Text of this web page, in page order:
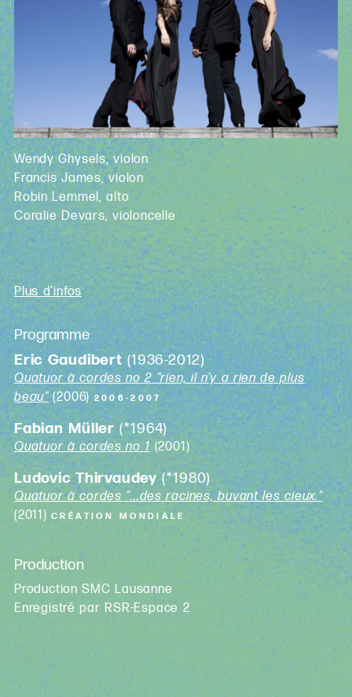
Wendy Ghysels, violon
Francis James, violon
Robin Lemmel, alto
Coralie Devars, violoncelle
Plus d'infos
Programme
Eric Gaudibert(1936-2012)
Quatuor à cordes no 2 "rien, il n'y a rien de plus
beau" (2006) 2006-2007
Fabian Müller(*1964)
Quatuor à cordes no 1 (2001)
Ludovic Thirvaudey(*1980)
Quatuor à cordes "...des racines, buvant les cieux."
(2011) CRÉATION MONDIALE
Production
Production SMC Lausanne
Enregistré par RSR-Espace 2